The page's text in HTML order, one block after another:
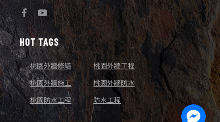
HOT TAGS
桃園外牆修繕 桃園外牆工程
桃園外牆施工 桃園外牆防水
桃園防水工程 防水工程